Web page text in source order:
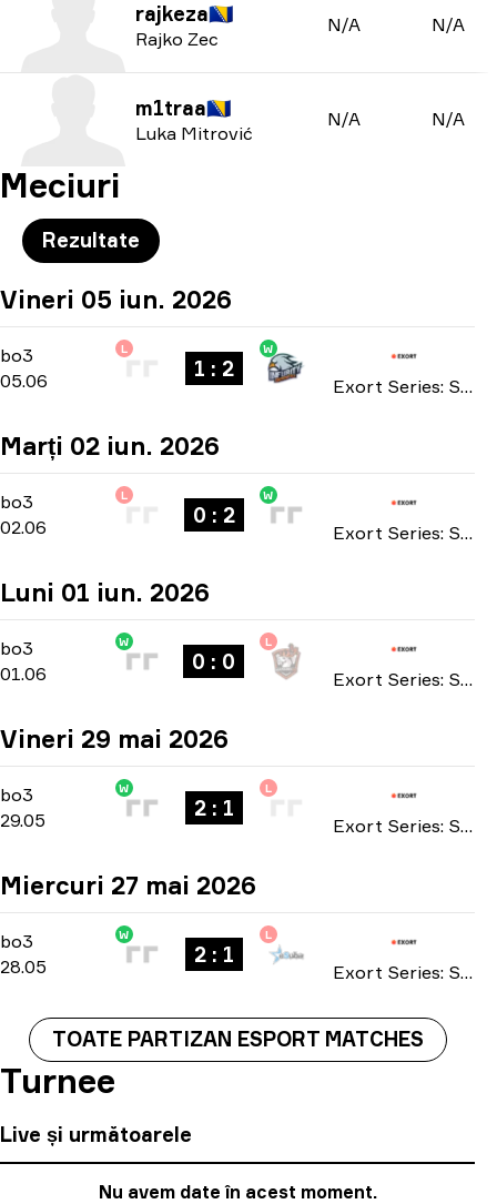
rajkeza🇧🇦
Rajko Zec
N/A N/A
m1traa🇧🇦
Luka Mitrović
N/A N/A
Meciuri
Rezultate
Vineri 05 iun. 2026
bo3 -bo3
05.06
L
1 : 2
W
Exort Series: Season 27 2026
Marți 02 iun. 2026
bo3 Main Stage-
02.06
L
0 : 2
W
Exort Series: Season 27 2026
Luni 01 iun. 2026
bo3 Main Stage-
01.06
W
0 : 0
L
Exort Series: Season 27 2026
Vineri 29 mai 2026
bo3 Main Stage-
29.05
W
2 : 1
L
Exort Series: Season 27 2026
Miercuri 27 mai 2026
bo3 Main Stage-
28.05
W
2 : 1
L
Exort Series: Season 27 2026
TOATE PARTIZAN ESPORT MATCHES
Turnee
Live și următoarele
Nu avem date în acest moment.